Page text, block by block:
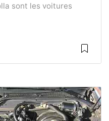
sont les voitures